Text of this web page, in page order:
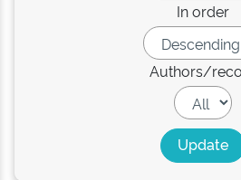
In order
Authors/